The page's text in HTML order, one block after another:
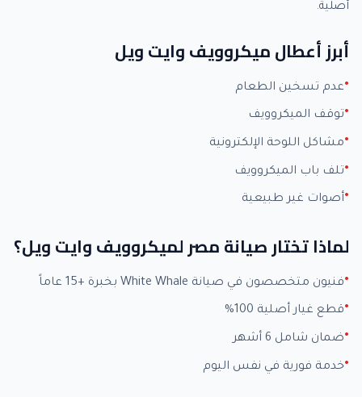
أصلية.
أبرز أعطال ميكروويف وايت ويل
عدم تسخين الطعام
توقف الميكروويف
مشاكل اللوحة الإلكترونية
تلف باب الميكروويف
أصوات غير طبيعية
لماذا تختار صيانة مصر لميكروويف وايت ويل؟
فنيون متخصصون في صيانة White Whale بخبرة +15 عاماً
قطع غيار أصلية 100%
ضمان شامل 6 أشهر
خدمة فورية في نفس اليوم